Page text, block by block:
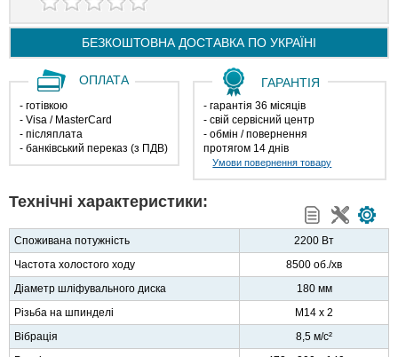
БЕЗКОШТОВНА ДОСТАВКА ПО УКРАЇНІ
ОПЛАТА
- готівкою
- Visa / MasterCard
- післяплата
- банківський переказ (з ПДВ)
ГАРАНТІЯ
- гарантія 36 місяців
- свій сервісний центр
- обмін / повернення
протягом 14 днів
Умови повернення товару
Технічні характеристики:
Споживана потужність
2200 Вт
Частота холостого ходу
8500 об./хв
Діаметр шліфувального диска
180 мм
Різьба на шпинделі
M14 x 2
Вібрація
8,5 м/с²